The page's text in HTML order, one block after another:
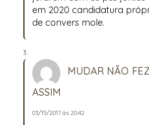
em 2020 candidatura
de convers mole.
MUDAR NÃO
ASSIM
03/15/2017 às 20:42